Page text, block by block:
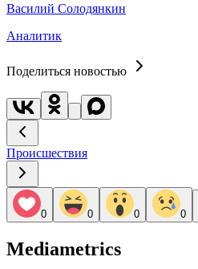
Василий Солодянкин
Аналитик
Поделиться новостью
Происшествия
0 0 0 0
Mediametrics